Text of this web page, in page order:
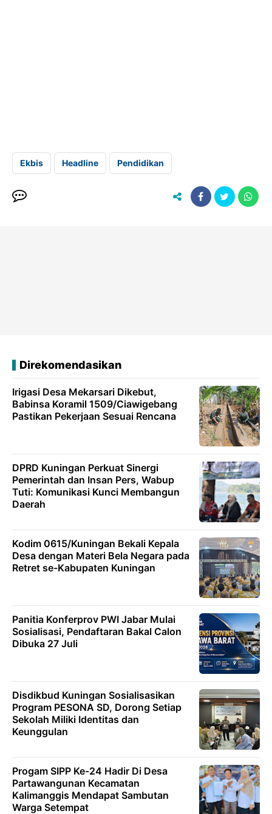
Ekbis Headline Pendidikan
Direkomendasikan
Irigasi Desa Mekarsari Dikebut,
Babinsa Koramil 1509/Ciawigebang
Pastikan Pekerjaan Sesuai Rencana
DPRD Kuningan Perkuat Sinergi
Pemerintah dan Insan Pers, Wabup
Tuti: Komunikasi Kunci Membangun
Daerah
Kodim 0615/Kuningan Bekali Kepala
Desa dengan Materi Bela Negara pada
Retret se-Kabupaten Kuningan
Panitia Konferprov PWI Jabar Mulai
Sosialisasi, Pendaftaran Bakal Calon
Dibuka 27 Juli
Disdikbud Kuningan Sosialisasikan
Program PESONA SD, Dorong Setiap
Sekolah Miliki Identitas dan
Keunggulan
Progam SIPP Ke-24 Hadir Di Desa
Partawangunan Kecamatan
Kalimanggis Mendapat Sambutan
Warga Setempat